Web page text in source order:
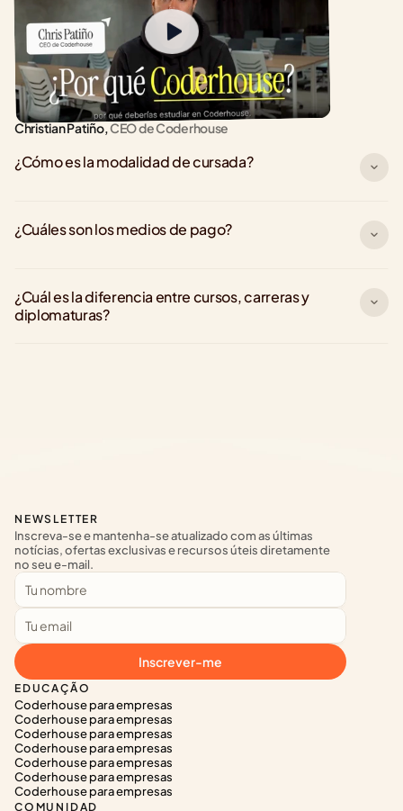
Christian Patiño, CEO de Coderhouse
¿Cómo es la modalidad de cursada?
¿Cuáles son los medios de pago?
¿Cuál es la diferencia entre cursos, carreras y
diplomaturas?
EDUCAÇÃO
Coderhouse para empresas
Coderhouse para empresas
Coderhouse para empresas
Coderhouse para empresas
Coderhouse para empresas
Coderhouse para empresas
Coderhouse para empresas
COMUNIDAD
NEWSLETTER
Inscreva-se e mantenha-se atualizado com as últimas
notícias, ofertas exclusivas e recursos úteis diretamente
no seu e-mail.
Inscrever-me